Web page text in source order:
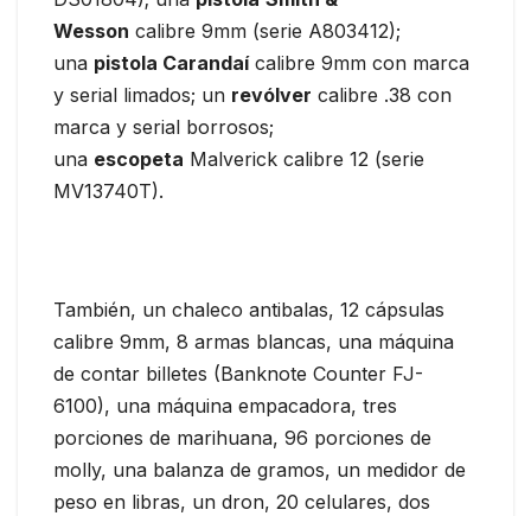
Wesson calibre 9mm (serie A803412);
una pistola Carandaícalibre 9mm con marca
y serial limados; un revólver calibre .38 con
marca y serial borrosos;
una escopeta Malverick calibre 12 (serie
MV13740T).
También, un chaleco antibalas, 12 cápsulas
calibre 9mm, 8 armas blancas, una máquina
de contar billetes (Banknote Counter FJ-
6100), una máquina empacadora, tres
porciones de marihuana, 96 porciones de
molly, una balanza de gramos, un medidor de
peso en libras, un dron, 20 celulares, dos